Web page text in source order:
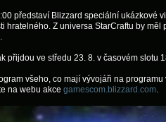
představí Blizzard speciální ukázkové
hratelného. Z universa StarCraftu by
přijdou ve středu 23. 8. v časovém slotu
všeho, co mají vývojáři na
na webu akce gamescom.blizzard.com.